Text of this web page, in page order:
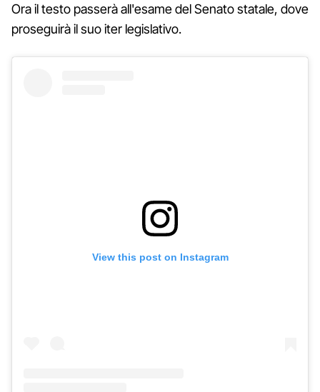
Ora il testo passerà all'esame del Senato statale, dove
proseguirà il suo iter legislativo.
View this post on Instagram